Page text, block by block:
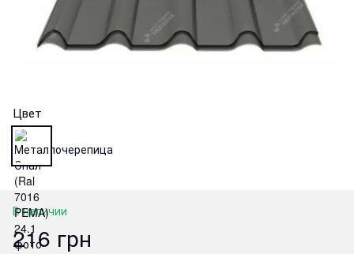
Цвет
В наличии
216 грн